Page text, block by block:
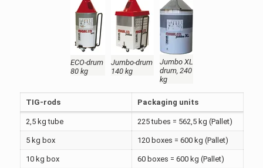
ECO-drum
80 kg
Jumbo-drum
140 kg
Jumbo XL
drum, 240
kg
TIG-rods Packaging units
2,5 kg tube 225 tubes = 562,5 kg (Pallet)
5 kg box 120 boxes = 600 kg (Pallet)
10 kg box 60 boxes = 600 kg (Pallet)